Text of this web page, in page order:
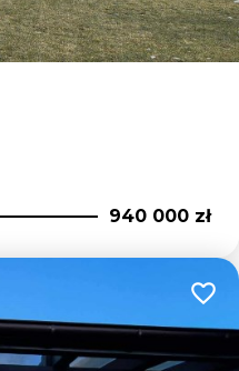
940 000 zł